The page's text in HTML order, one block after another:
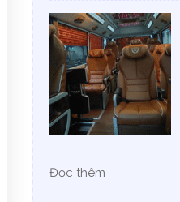
Độ
Bền
Cao
–
Giải
Pháp
Nâng
Hạ
Đọc thêm: